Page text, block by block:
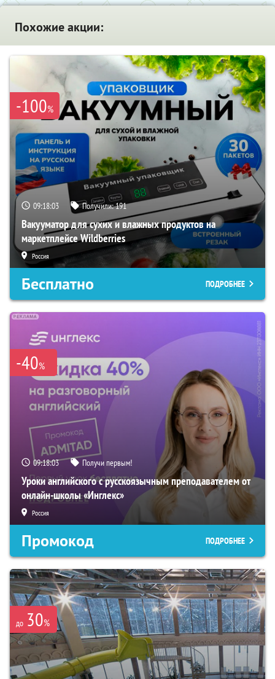
Похожие акции:
-100%
09:18:02 Получили:191
Вакууматор для сухих и влажных продуктов на
маркетплейсе Wildberries
Россия
Бесплатно ПОДРОБНЕЕ
-40%
09:18:02 Получи первым!
Уроки английского с русскоязычным преподавателем от
онлайн-школы «Инглекс»
Россия
Промокод ПОДРОБНЕЕ
до 30%